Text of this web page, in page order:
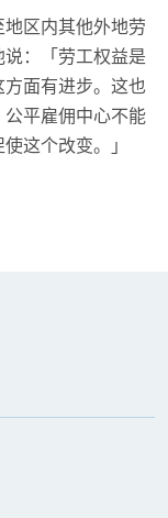
区内其他外地劳
：「劳工权益是
面有进步。这也
平雇佣中心不能
这个改变。」